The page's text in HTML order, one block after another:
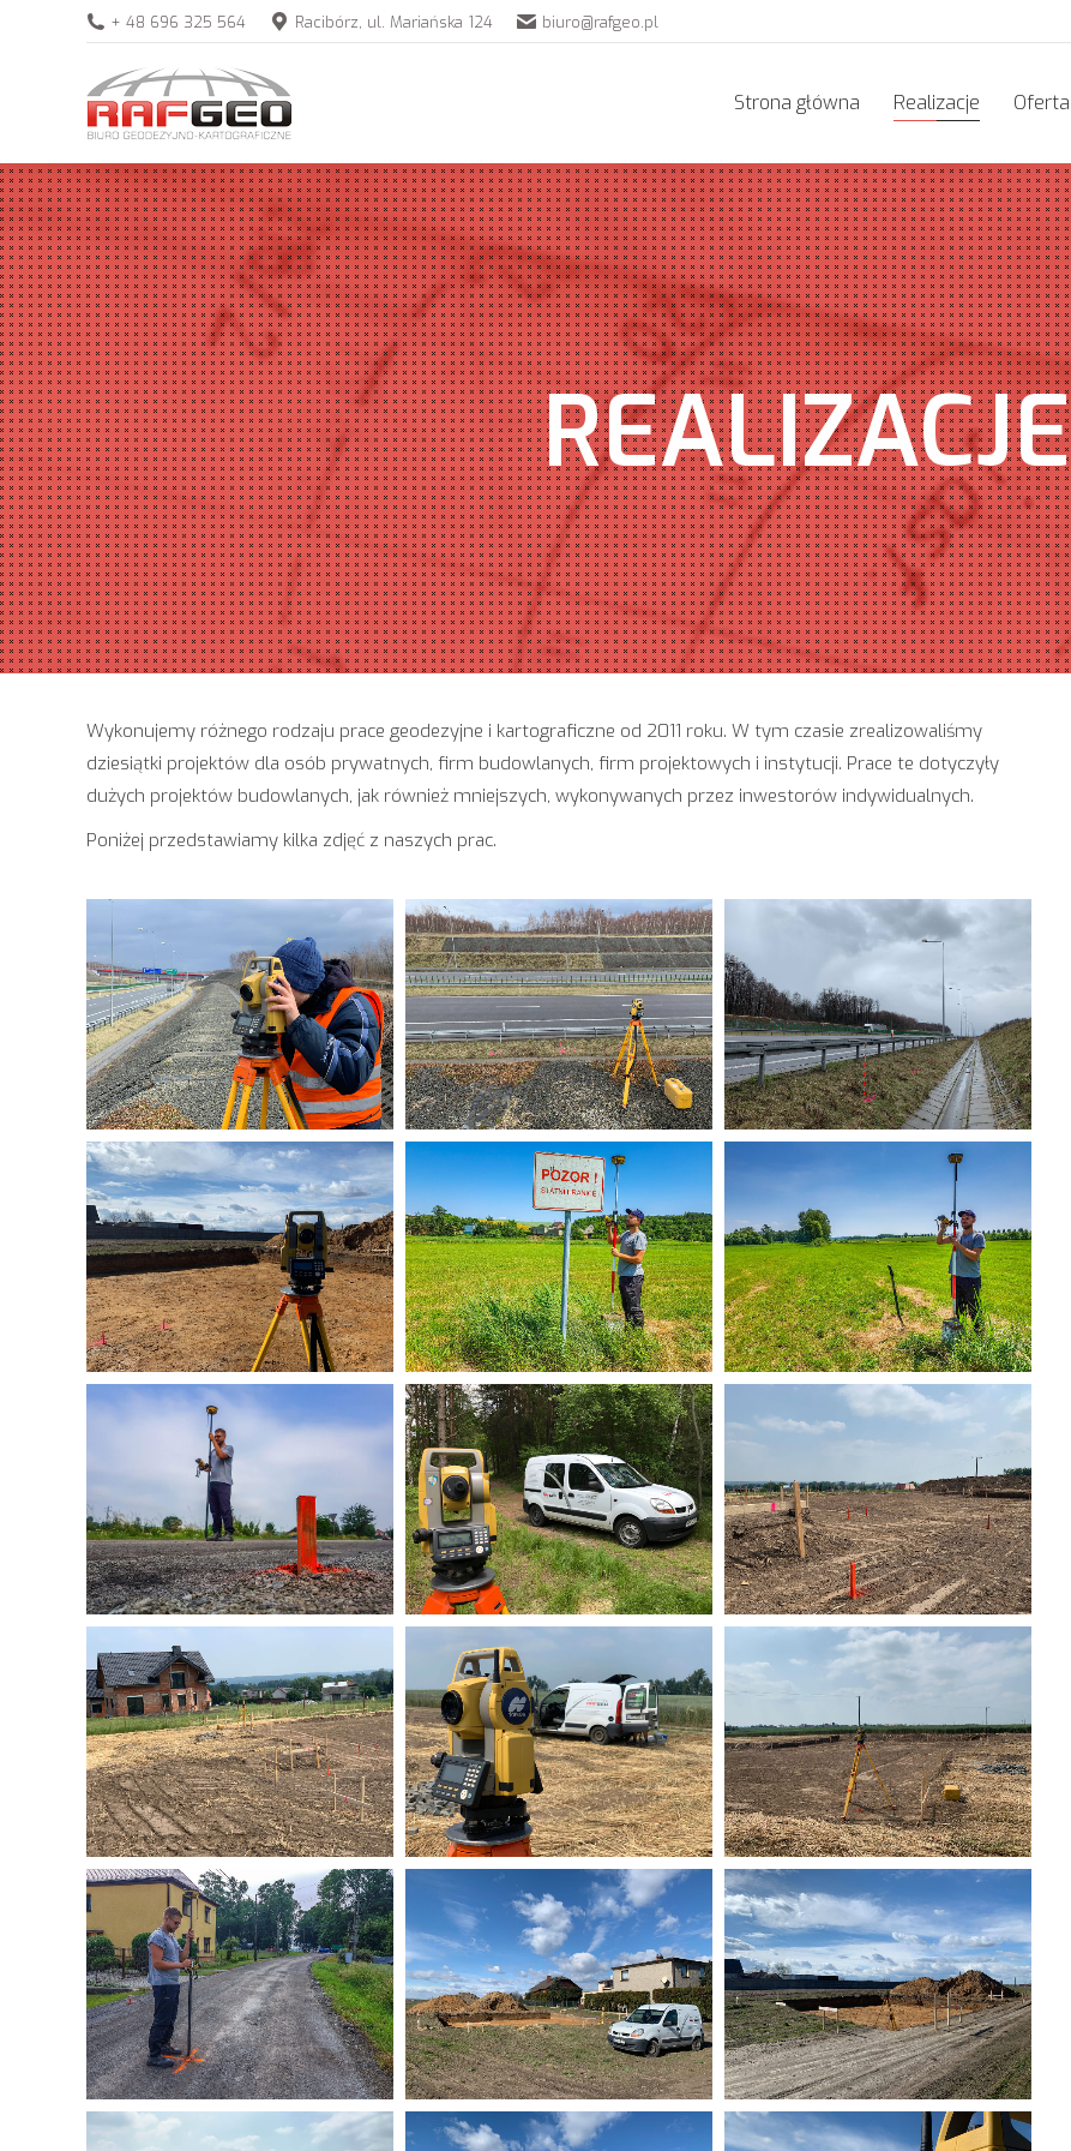
+ 48 696 325 564 Racibórz, ul. Mariańska 124 biuro@rafgeo.pl
Strona główna Realizacje Oferta
REALIZACJE
Wykonujemy różnego rodzaju prace geodezyjne i kartograficzne od 2011 roku. W tym czasie zrealizowaliśmy
dziesiątki projektów dla osób prywatnych, firm budowlanych, firm projektowych i instytucji. Prace te dotyczyły
dużych projektów budowlanych, jak również mniejszych, wykonywanych przez inwestorów indywidualnych.
Poniżej przedstawiamy kilka zdjęć z naszych prac.
Strona główna Realizacje Oferta